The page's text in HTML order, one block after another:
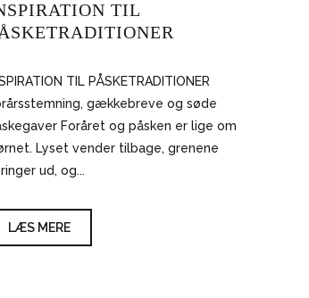
TIL
TIL PÅSKETRADITIONER
gækkebreve og søde
Foråret og påsken er lige om
Lyset vender tilbage, grenene
ud, og...
LÆS MERE